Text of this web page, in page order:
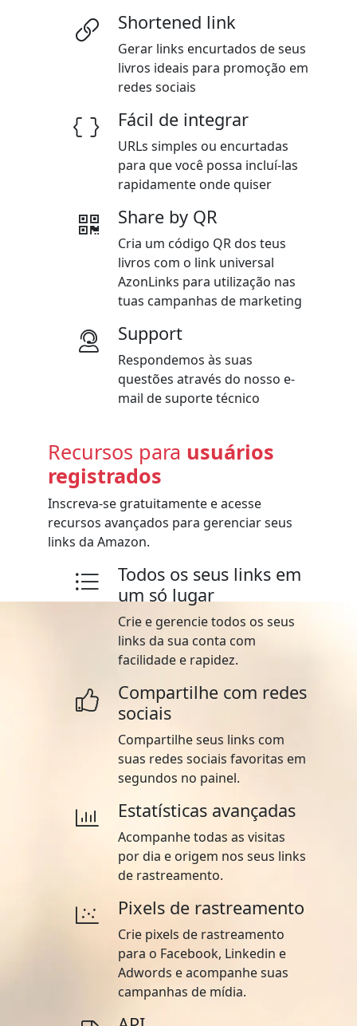
Shortened link
Gerar links encurtados de seus
livros ideais para promoção em
redes sociais
Fácil de integrar
URLs simples ou encurtadas
para que você possa incluí-las
rapidamente onde quiser
Share by QR
Cria um código QR dos teus
livros com o link universal
AzonLinks para utilização nas
tuas campanhas de marketing
Support
Respondemos às suas
questões através do nosso e-
mail de suporte técnico
Recursos para usuários
registrados
Inscreva-se gratuitamente e acesse
recursos avançados para gerenciar seus
links da Amazon.
Todos os seus links em
um só lugar
Crie e gerencie todos os seus
links da sua conta com
facilidade e rapidez.
Compartilhe com redes
sociais
Compartilhe seus links com
suas redes sociais favoritas em
segundos no painel.
Estatísticas avançadas
Acompanhe todas as visitas
por dia e origem nos seus links
de rastreamento.
Pixels de rastreamento
Crie pixels de rastreamento
para o Facebook, Linkedin e
Adwords e acompanhe suas
campanhas de mídia.